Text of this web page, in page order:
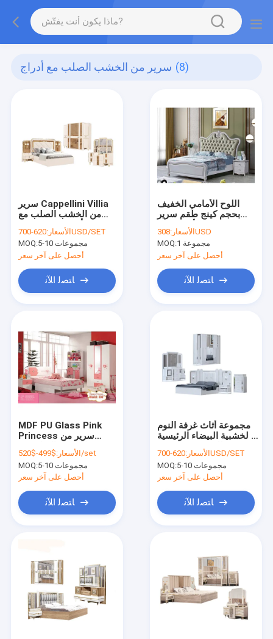
سرير من الخشب الصلب مع أدراج (8)
سرير Cappellini Villia
من الخشب الصلب مع
أدراج من الخشب MDF
طقم غرفة نوم بحجم كينغ
الأسعار: 620-700USD/SET
MOQ:
5-10 مجموعات
أحصل على آخر سعر
ﺎﺘﺼﻟ ﺍﻶﻧ
اللوح الأمامي الخفيف
بحجم كينج طقم سرير
مزدوج الحد الأدنى سهل
التجميع دينار كويتي
الأسعار:308USD
MOQ:
1 مجموعة
أحصل على آخر سعر
ﺎﺘﺼﻟ ﺍﻶﻧ
MDF PU Glass Pink
Princess سرير من
الخشب الصلب مع
مجموعة أدراج
الأسعار: $499-$520/set
MOQ:
5-10 مجموعات
أحصل على آخر سعر
ﺎﺘﺼﻟ ﺍﻶﻧ
مجموعة أثاث غرفة النوم
الخشبية البيضاء الرئيسية
OEM ODM صديقة للبيئة
الأسعار:620-700USD/SET
MOQ:
5-10 مجموعات
أحصل على آخر سعر
ﺎﺘﺼﻟ ﺍﻶﻧ